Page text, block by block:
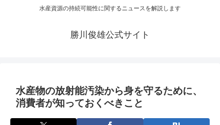
水産資源の持続可能性に関するニュースを解説します
勝川俊雄公式サイト
水産物の放射能汚染から身を守るために、
消費者が知っておくべきこと